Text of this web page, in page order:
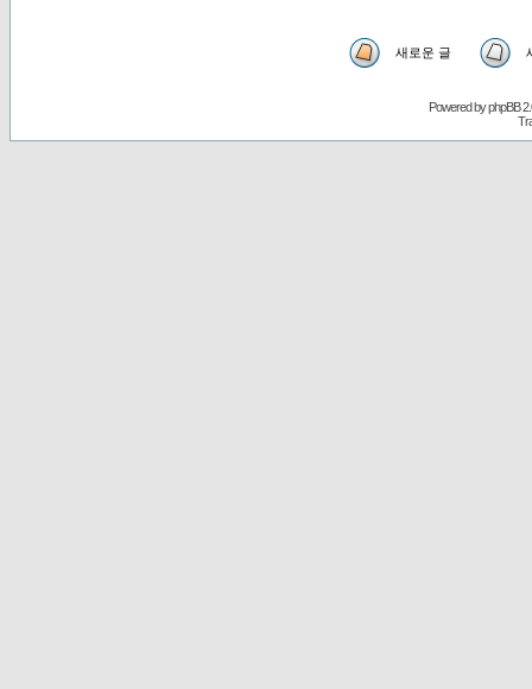
새로운 글
Powered byphpBB